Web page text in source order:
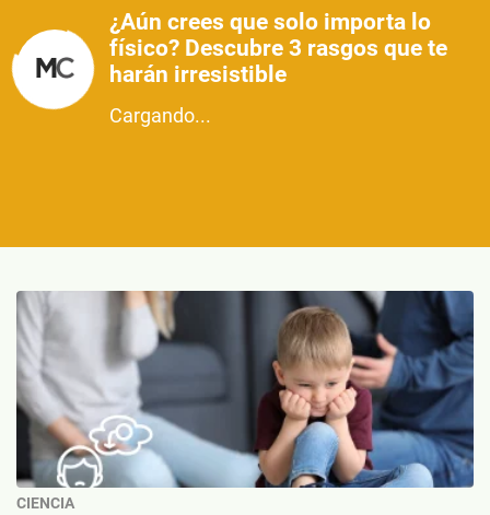
¿Aún crees que solo importa lo
físico? Descubre 3 rasgos que te
harán irresistible
Cargando...
CIENCIA